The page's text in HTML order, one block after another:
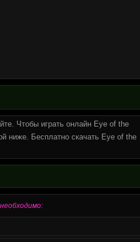
Чтобы играть онлайн Eye of the
ниже. Бесплатно скачать Eye of the